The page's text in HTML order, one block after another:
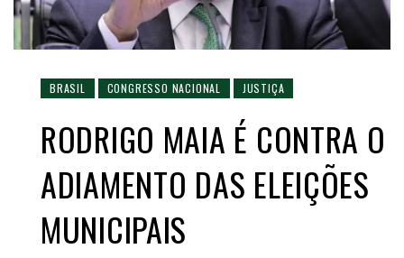
BRASIL CONGRESSO NACIONAL JUSTIÇA
RODRIGO MAIA É CONTRA O
ADIAMENTO DAS ELEIÇÕES
MUNICIPAIS